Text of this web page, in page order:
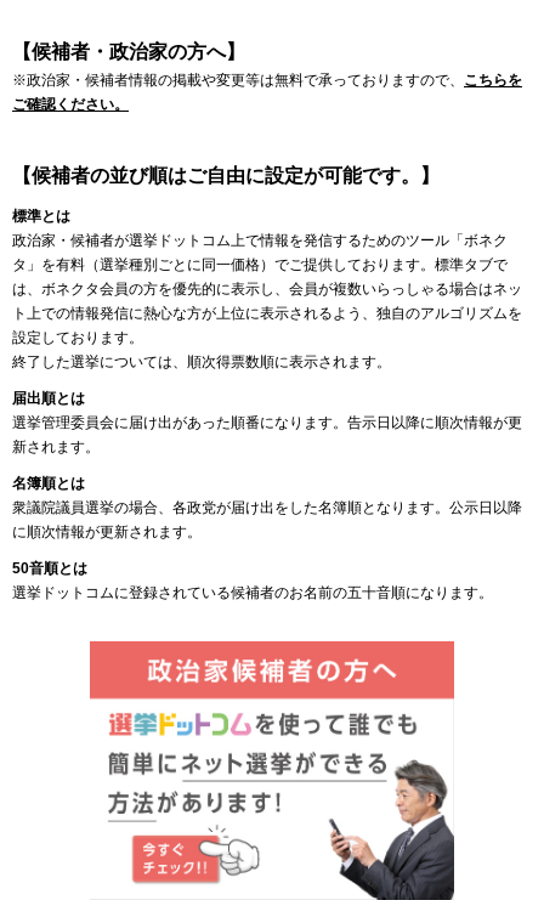
【候補者・政治家の方へ】
※政治家・候補者情報の掲載や変更等は無料で承っておりますので、 こちらを
ご確認ください。
【候補者の並び順はご自由に設定が可能です。】
標準とは
政治家・候補者が選挙ドットコム上で情報を発信するためのツール「ボネク
タ」を有料（選挙種別ごとに同一価格）でご提供しております。標準タブで
は、ボネクタ会員の方を優先的に表示し、会員が複数いらっしゃる場合はネッ
ト上での情報発信に熱心な方が上位に表示されるよう、独自のアルゴリズムを
設定しております。
終了した選挙については、順次得票数順に表示されます。
届出順とは
選挙管理委員会に届け出があった順番になります。告示日以降に順次情報が更
新されます。
名簿順とは
衆議院議員選挙の場合、各政党が届け出をした名簿順となります。公示日以降
に順次情報が更新されます。
50音順とは
選挙ドットコムに登録されている候補者のお名前の五十音順になります。